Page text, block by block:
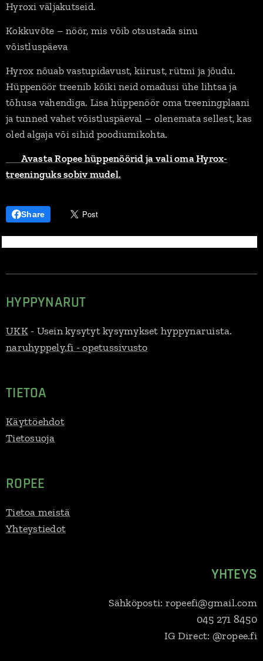
Hyroxi väljakutseid.
Kokkuvõte – nöör, mis võib otsustada sinu
võistluspäeva
Hyrox nõuab vastupidavust, kiirust, rütmi ja jõudu.
Hüppenöör treenib kõiki neid omadusi ühe lihtsa ja
tõhusa vahendiga. Lisa hüppenöör oma treeningplaani
ja tunned vahet võistluspäeval – olenemata sellest, kas
oled algaja või sihid poodiumikohta.
Avasta Ropee hüppenöörid ja vali oma Hyrox-
treeninguks sobiv mudel.
Share
HYPPYNARUT
UKK- Usein kysytyt kysymykset hyppynaruista.
naruhyppely.fi - opetussivusto
TIETOA
Käyttöehdot
Tietosuoja
ROPEE
Tietoa meistä
Yhteystiedot
YHTEYS
Sähköposti: ropeefi@gmail.com
045 271 8450
IG Direct: @ropee.fi